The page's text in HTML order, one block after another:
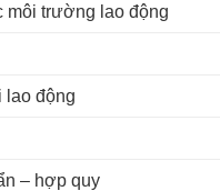
môi trường lao động
lao động
– hợp quy